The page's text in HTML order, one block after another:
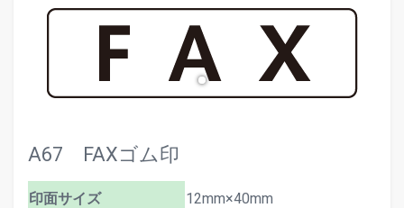
A67 FAXゴム印
印面サイズ 12mm×40mm